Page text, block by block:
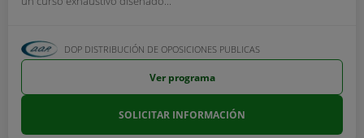
DOP DISTRIBUCIÓN DE OPOSICIONES PUBLICAS
Ver programa
SOLICITAR INFORMACIÓN